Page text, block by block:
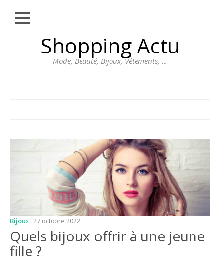
Shopping Actu
Mode, Beauté, Bijoux, Vêtements, ...
Close
Bijoux · 27 octobre 2022
Quels bijoux offrir à une jeune
fille ?